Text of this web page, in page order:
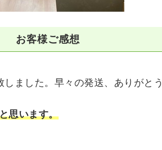
お客様ご感想
ました。早々の発送、ありがと
思います。